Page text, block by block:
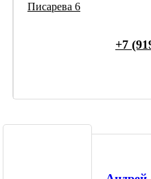
Писарева 6
+7